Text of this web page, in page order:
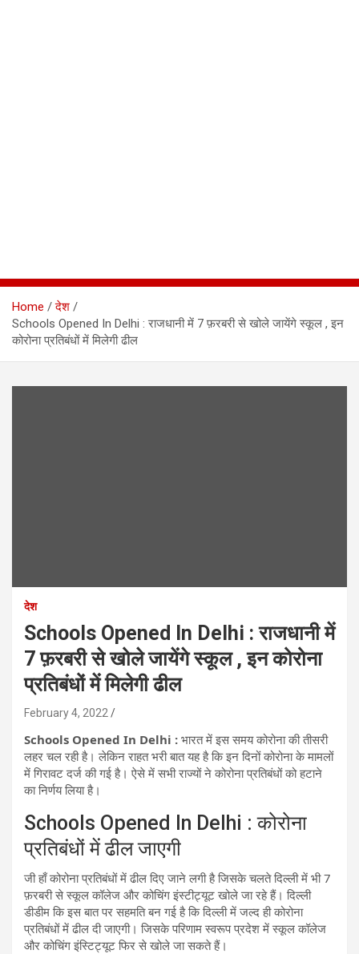
Home
देश
Schools Opened In Delhi : राजधानी में 7 फ़रबरी से खोले जायेंगे स्कूल , इन
कोरोना प्रतिबंधों में मिलेगी ढील
देश
Schools Opened In Delhi : राजधानी में
7 फ़रबरी से खोले जायेंगे स्कूल , इन कोरोना
प्रतिबंधों में मिलेगी ढील
February 4, 2022
Schools Opened In Delhi : भारत में इस समय कोरोना की तीसरी
लहर चल रही है। लेकिन राहत भरी बात यह है कि इन दिनों कोरोना के मामलों
में गिरावट दर्ज की गई है। ऐसे में सभी राज्यों ने कोरोना प्रतिबंधों को हटाने
का निर्णय लिया है।
Schools Opened In Delhi : कोरोना
प्रतिबंधों में ढील जाएगी
जी हाँ कोरोना प्रतिबंधों में ढील दिए जाने लगी है जिसके चलते दिल्ली में भी 7
फ़रबरी से स्कूल कॉलेज और कोचिंग इंस्टीट्यूट खोले जा रहे हैं। दिल्ली
डीडीम कि इस बात पर सहमति बन गई है कि दिल्ली में जल्द ही कोरोना
प्रतिबंधों में ढील दी जाएगी। जिसके परिणाम स्वरूप प्रदेश में स्कूल कॉलेज
और कोचिंग इंस्टिट्यूट फिर से खोले जा सकते हैं।